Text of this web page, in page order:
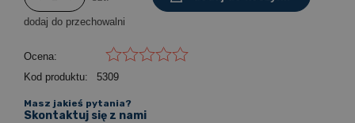
dodaj do przechowalni
Ocena:
Kod produktu:
5309
Masz jakieś pytania?
Skontaktuj się z nami